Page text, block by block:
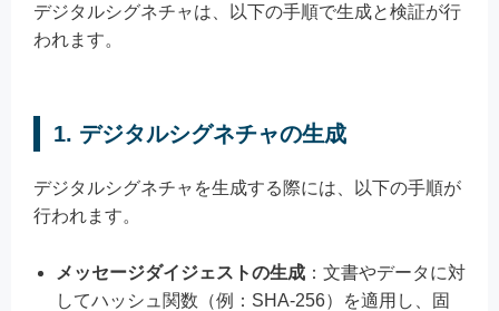
デジタルシグネチャは、以下の手順で生成と検証が行
われます。
1. デジタルシグネチャの生成
デジタルシグネチャを生成する際には、以下の手順が
行われます。
メッセージダイジェストの生成 ：文書やデータに対
してハッシュ関数（例：SHA-256）を適用し、固